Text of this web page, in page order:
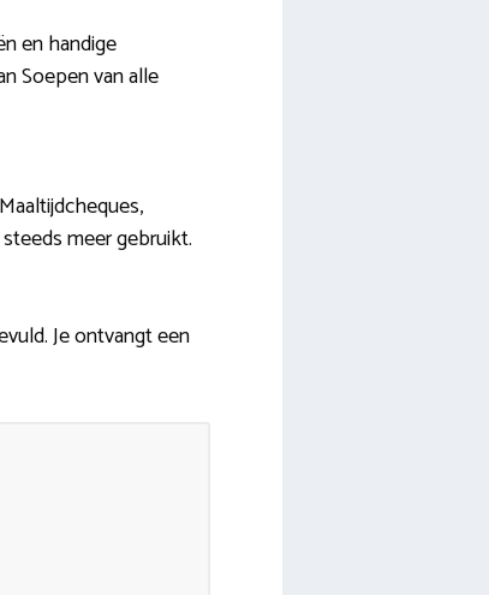
en handige
Soepen van alle
meer gebruikt.
Je ontvangt een